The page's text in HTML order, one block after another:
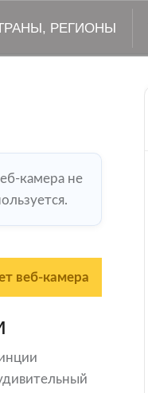
РЕГИОНЫ
камера не
веб-камера